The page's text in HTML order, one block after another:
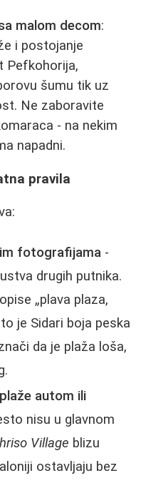
malom decom:
i postojanje
Pefkohorija,
šumu tik uz
Ne zaboravite
- na nekim
napadni.
pravila
fotografijama -
drugih putnika.
„plava plaza,
je Sidari boja peska
da je plaža loša,
autom ili
nisu u glavnom
Village blizu
ostavljaju bez